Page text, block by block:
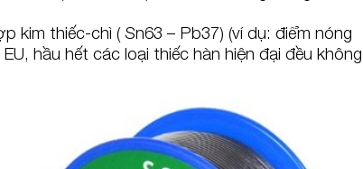
kim thiếc-chì ( Sn63 – Pb37) (ví dụ: điểm nóng
hầu hết các loại thiếc hàn hiện đại đều không